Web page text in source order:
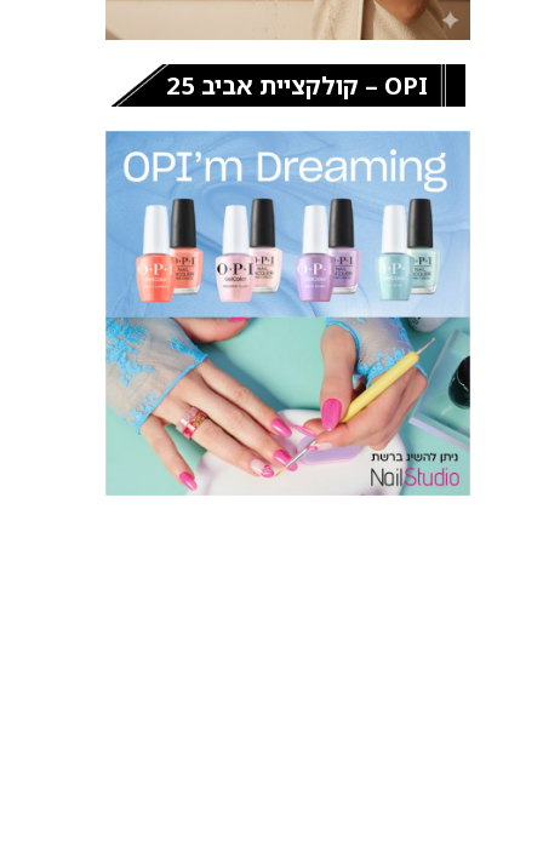
OPI – קולקציית אביב 25